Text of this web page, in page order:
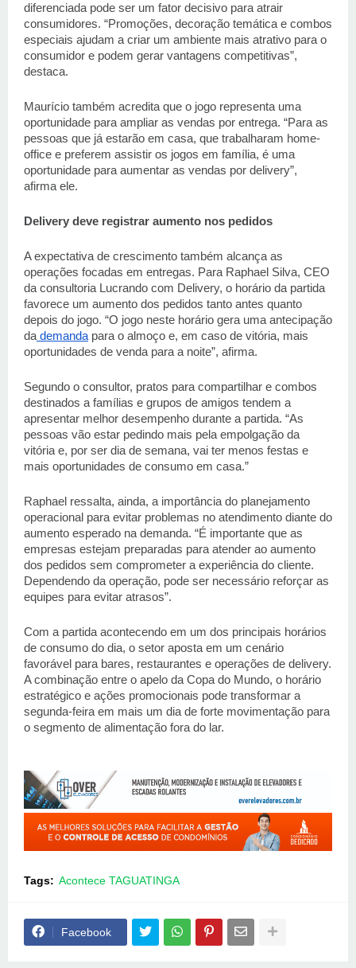
diferenciada pode ser um fator decisivo para atrair
consumidores. “Promoções, decoração temática e combos
especiais ajudam a criar um ambiente mais atrativo para o
consumidor e podem gerar vantagens competitivas”,
destaca.
Maurício também acredita que o jogo representa uma
oportunidade para ampliar as vendas por entrega. “Para as
pessoas que já estarão em casa, que trabalharam home-
office e preferem assistir os jogos em família, é uma
oportunidade para aumentar as vendas por delivery”,
afirma ele.
Delivery deve registrar aumento nos pedidos
A expectativa de crescimento também alcança as
operações focadas em entregas. Para Raphael Silva, CEO
da consultoria Lucrando com Delivery, o horário da partida
favorece um aumento dos pedidos tanto antes quanto
depois do jogo. “O jogo neste horário gera uma antecipação
da demanda para o almoço e, em caso de vitória, mais
oportunidades de venda para a noite”, afirma.
Segundo o consultor, pratos para compartilhar e combos
destinados a famílias e grupos de amigos tendem a
apresentar melhor desempenho durante a partida. “As
pessoas vão estar pedindo mais pela empolgação da
vitória e, por ser dia de semana, vai ter menos festas e
mais oportunidades de consumo em casa.”
Raphael ressalta, ainda, a importância do planejamento
operacional para evitar problemas no atendimento diante do
aumento esperado na demanda. “É importante que as
empresas estejam preparadas para atender ao aumento
dos pedidos sem comprometer a experiência do cliente.
Dependendo da operação, pode ser necessário reforçar as
equipes para evitar atrasos”.
Com a partida acontecendo em um dos principais horários
de consumo do dia, o setor aposta em um cenário
favorável para bares, restaurantes e operações de delivery.
A combinação entre o apelo da Copa do Mundo, o horário
estratégico e ações promocionais pode transformar a
segunda-feira em mais um dia de forte movimentação para
o segmento de alimentação fora do lar.
Tags: Acontece TAGUATINGA
Facebook